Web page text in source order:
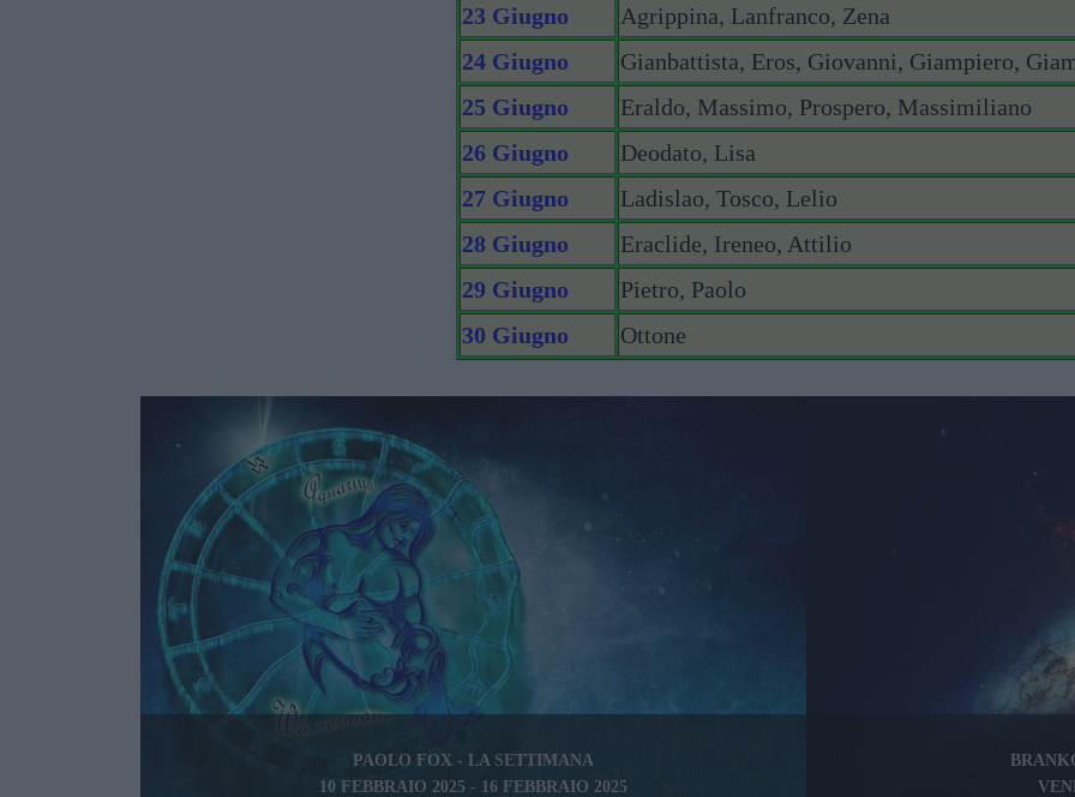
23 Giugno
Agrippina, Lanfranco, Zena
24 Giugno
Gianbattista, Eros, Giovanni, Giampiero,
25 Giugno
Eraldo, Massimo, Prospero, Massimiliano
26 Giugno
Deodato, Lisa
27 Giugno
Ladislao, Tosco, Lelio
28 Giugno
Eraclide, Ireneo, Attilio
29 Giugno
Pietro, Paolo
30 Giugno
Ottone
PAOLO FOX - LA SETTIMANA
10 FEBBRAIO 2025 - 16 FEBBRAIO 2025